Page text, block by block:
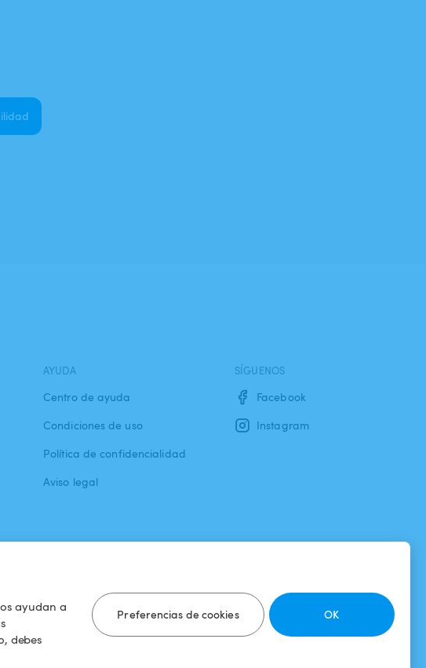
ayudan a
debes
Preferencias de cookies OK
AYUDA
Centro de ayuda
Condiciones de uso
Política de confidencialidad
Aviso legal
SÍGUENOS
Facebook
Instagram